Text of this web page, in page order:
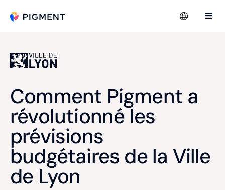
Comment Pigment a
révolutionné les
prévisions
budgétaires de la Ville
de Lyon